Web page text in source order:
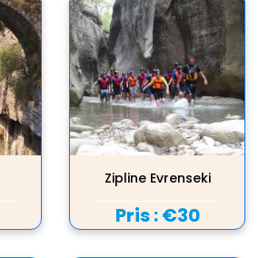
Zipline Evrenseki
Pris :€30